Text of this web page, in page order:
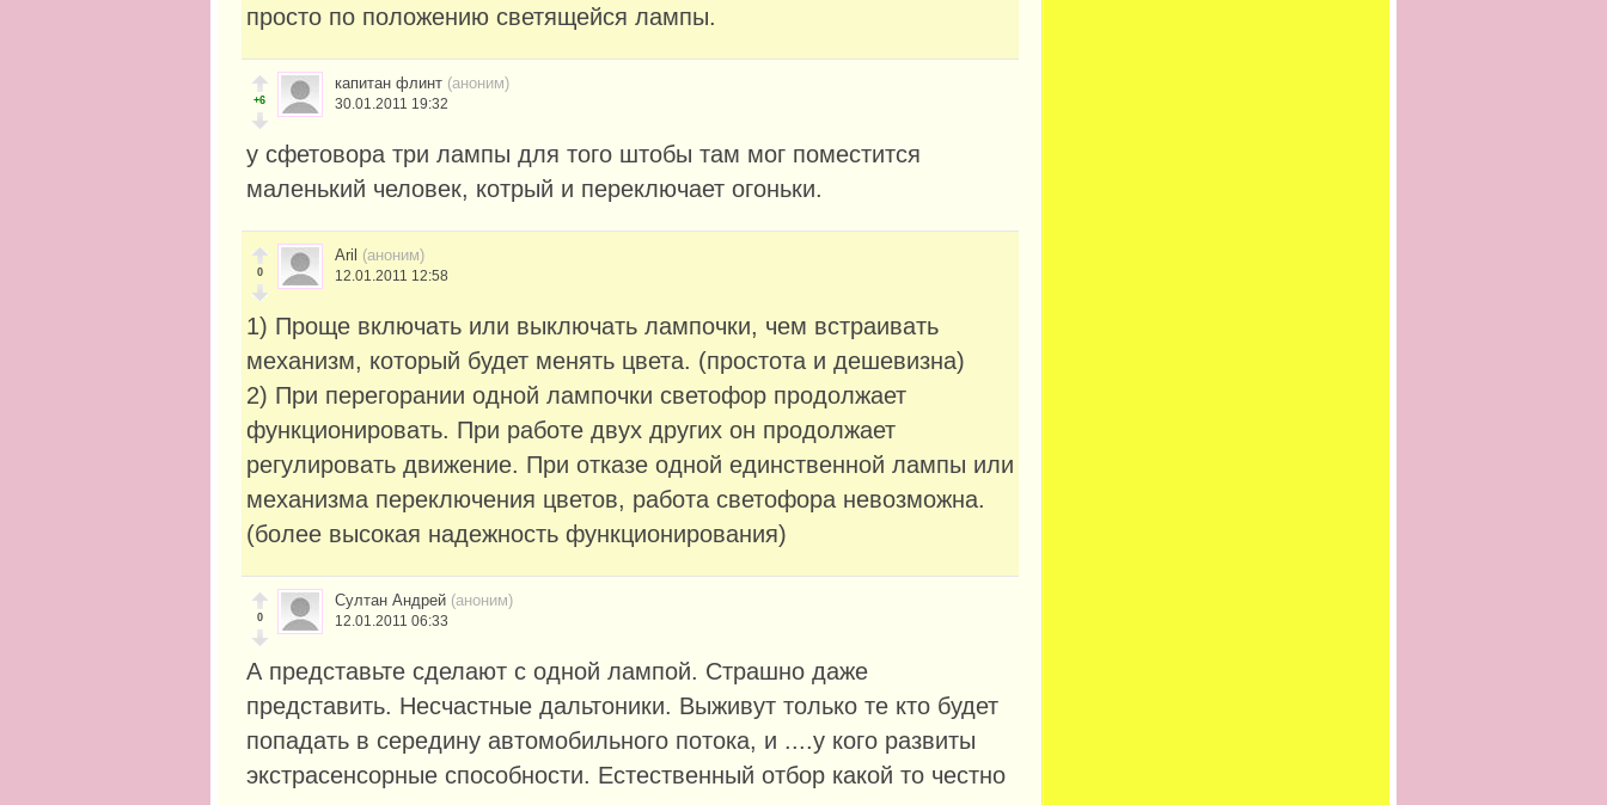
просто по положению светящейся лампы.
+6
капитан флинт (аноним)
30.01.2011 19:32
у сфетовора три лампы для того штобы там мог поместится
маленький человек, котрый и переключает огоньки.
0
Aril (аноним)
12.01.2011 12:58
1) Проще включать или выключать лампочки, чем встраивать
механизм, который будет менять цвета. (простота и дешевизна)
2) При перегорании одной лампочки светофор продолжает
функционировать. При работе двух других он продолжает
регулировать движение. При отказе одной единственной лампы или
механизма переключения цветов, работа светофора невозможна.
(более высокая надежность функционирования)
0
Султан Андрей (аноним)
12.01.2011 06:33
А представьте сделают с одной лампой. Страшно даже
представить. Несчастные дальтоники. Выживут только те кто будет
попадать в середину автомобильного потока, и ....у кого развиты
экстрасенсорные способности. Естественный отбор какой то честно